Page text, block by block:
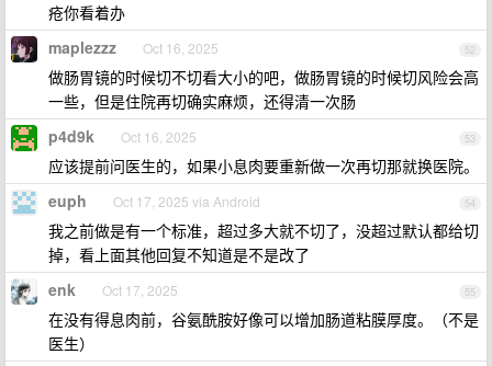
疮你看着办
52
maplezzz Oct 16, 2025
做肠胃镜的时候切不切看大小的吧，做肠胃镜的时候切风险会高
一些，但是住院再切确实麻烦，还得清一次肠
53
p4d9k Oct 16, 2025
应该提前问医生的，如果小息肉要重新做一次再切那就换医院。
54
euph Oct 17, 2025 via Android
我之前做是有一个标准，超过多大就不切了，没超过默认都给切
掉，看上面其他回复不知道是不是改了
55
enk Oct 17, 2025
在没有得息肉前，谷氨酰胺好像可以增加肠道粘膜厚度。（不是
医生）